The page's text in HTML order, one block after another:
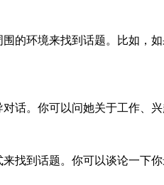
的环境来找到话题。比如，
话。你可以问她关于工作、
找到话题。你可以谈论一下